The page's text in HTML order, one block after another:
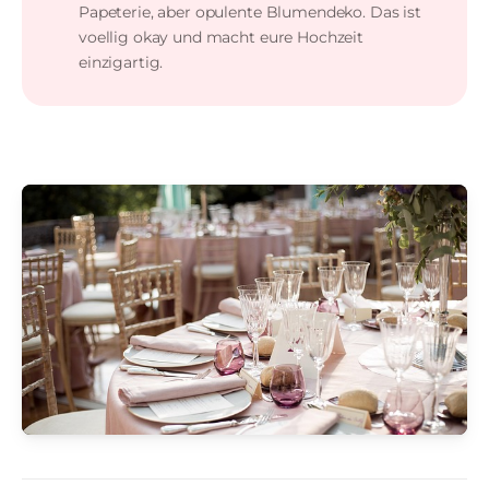
Papeterie, aber opulente Blumendeko. Das ist
voellig okay und macht eure Hochzeit
einzigartig.